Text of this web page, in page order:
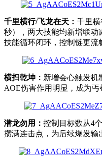
千里横行/飞龙在天： 千里横
秒），两大技能均新增联
技能循环闭环，控制链更流
横扫乾坤： 新增会心触发机
AOE伤害作用明显，成为丐
潜龙勿用： 控制目标数从4
攒满连击点，为后续爆发输